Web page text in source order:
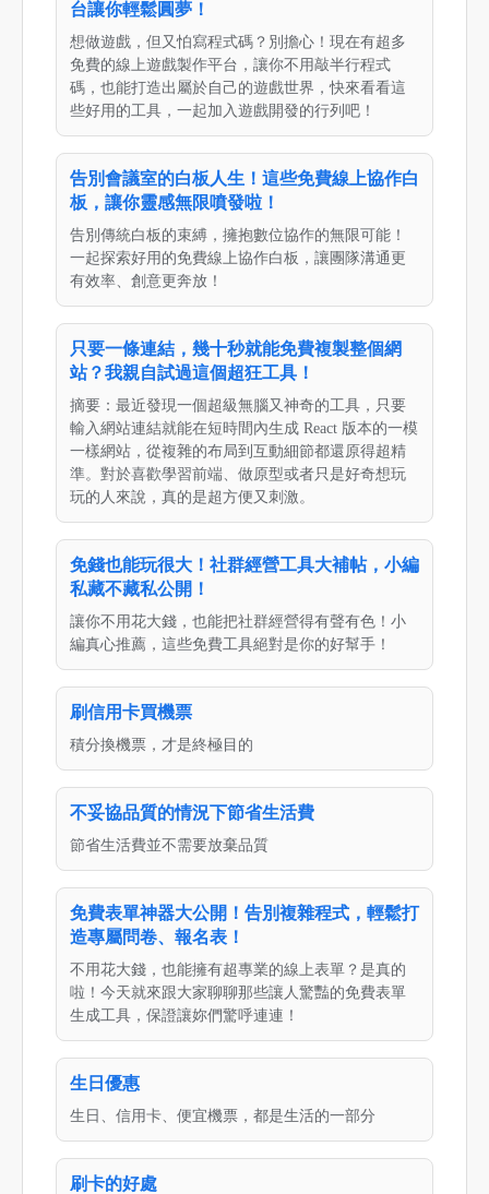
台讓你輕鬆圓夢！
想做遊戲，但又怕寫程式碼？別擔心！現在有超多
免費的線上遊戲製作平台，讓你不用敲半行程式
碼，也能打造出屬於自己的遊戲世界，快來看看這
些好用的工具，一起加入遊戲開發的行列吧！
告別會議室的白板人生！這些免費線上協作白
板，讓你靈感無限噴發啦！
告別傳統白板的束縛，擁抱數位協作的無限可能！
一起探索好用的免費線上協作白板，讓團隊溝通更
有效率、創意更奔放！
只要一條連結，幾十秒就能免費複製整個網
站？我親自試過這個超狂工具！
摘要：最近發現一個超級無腦又神奇的工具，只要
輸入網站連結就能在短時間內生成 React 版本的一模
一樣網站，從複雜的布局到互動細節都還原得超精
準。對於喜歡學習前端、做原型或者只是好奇想玩
玩的人來說，真的是超方便又刺激。
免錢也能玩很大！社群經營工具大補帖，小編
私藏不藏私公開！
讓你不用花大錢，也能把社群經營得有聲有色！小
編真心推薦，這些免費工具絕對是你的好幫手！
刷信用卡買機票
積分換機票，才是終極目的
不妥協品質的情況下節省生活費
節省生活費並不需要放棄品質
免費表單神器大公開！告別複雜程式，輕鬆打
造專屬問卷、報名表！
不用花大錢，也能擁有超專業的線上表單？是真的
啦！今天就來跟大家聊聊那些讓人驚豔的免費表單
生成工具，保證讓妳們驚呼連連！
生日優惠
生日、信用卡、便宜機票，都是生活的一部分
刷卡的好處